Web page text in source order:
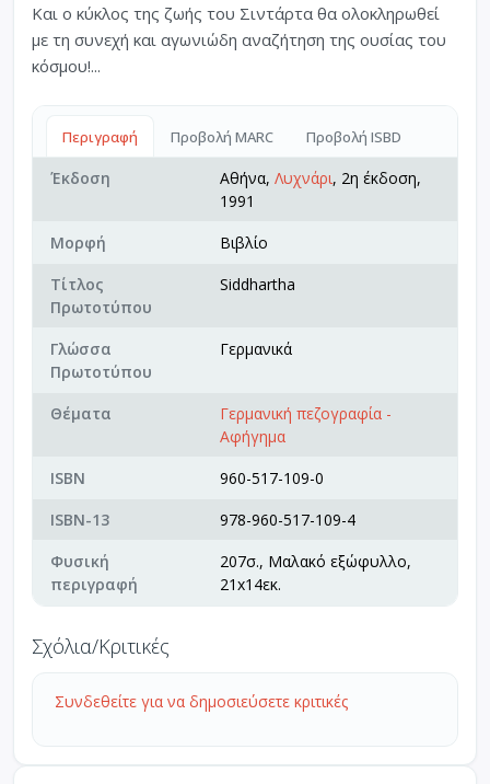
Και ο κύκλος της ζωής του Σιντάρτα θα ολοκληρωθεί
με τη συνεχή και αγωνιώδη αναζήτηση της ουσίας του
κόσμου!...
Περιγραφή Προβολή MARC Προβολή ISBD
Έκδοση Αθήνα, Λυχνάρι, 2η έκδοση,
1991
Μορφή
Βιβλίο
Τίτλος
Πρωτοτύπου
Siddhartha
Γλώσσα
Πρωτοτύπου
Γερμανικά
Θέματα
Γερμανική πεζογραφία -
Αφήγημα
ISBN
960-517-109-0
ISBN-13
978-960-517-109-4
Φυσική
περιγραφή
207σ., Μαλακό εξώφυλλο,
21x14εκ.
Σχόλια/Κριτικές
Συνδεθείτε για να δημοσιεύσετε κριτικές